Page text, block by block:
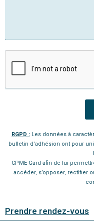
RGPD : Les données à
bulletin d’adhésion ont pour
CPME Gard afin de lui
accéder, s’opposer, rectifier
Prendre rendez-vous